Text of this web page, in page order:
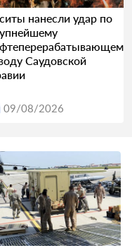
нанесли удар по
Саудовской
09/08/2026